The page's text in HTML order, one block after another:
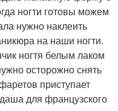
ногти готовы можем
нужно наклеить
на наши ногти.
ногтя белым лаком
осторожно снять
приступает
для французского